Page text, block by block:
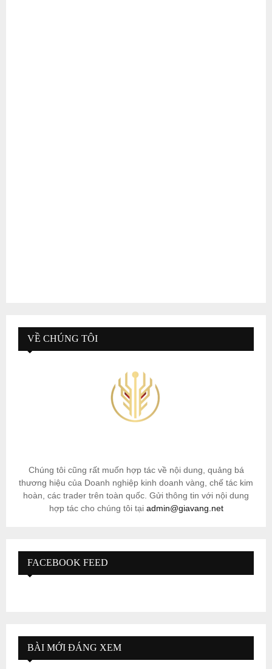
VỀ CHÚNG TÔI
Chúng tôi cũng rất muốn hợp tác về nội dung, quảng bá
thương hiệu của Doanh nghiệp kinh doanh vàng, chế tác kim
hoàn, các trader trên toàn quốc. Gửi thông tin với nội dung
hợp tác cho chúng tôi tại admin@giavang.net
FACEBOOK FEED
BÀI MỚI ĐÁNG XEM